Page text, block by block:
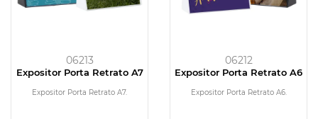
06213
Expositor Porta Retrato A7
Expositor Porta Retrato A7.
06212
Expositor Porta Retrato A6
Expositor Porta Retrato A6.